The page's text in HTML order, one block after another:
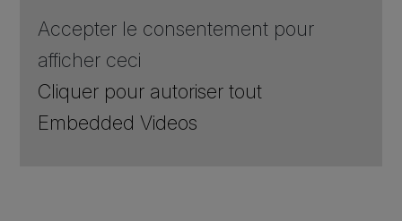
Accepter le consentement pour
afficher ceci
Cliquer pour autoriser tout
Embedded Videos